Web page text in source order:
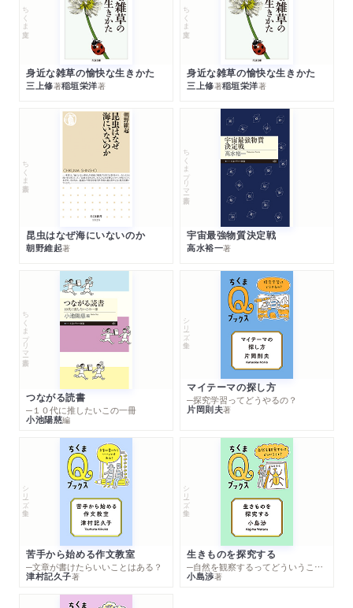
ちくま文庫
身近な雑草の愉快な生きかた
三上修著稲垣栄洋著
ちくま文庫
身近な雑草の愉快な生きかた
三上修著稲垣栄洋著
ちくま新書
昆虫はなぜ海にいないのか
朝野維起著
ちくまプリマー新書
宇宙最強物質決定戦
高水裕一著
ちくまプリマー新書
つながる読書
─１０代に推したいこの一冊
小池陽慈編
シリーズ・全集
マイテーマの探し方
─探究学習ってどうやるの？
片岡則夫著
シリーズ・全集
苦手から始める作文教室
─文章が書けたらいいことはある？
津村記久子著
シリーズ・全集
生きものを探究する
─自然を観察するってどういうこと？
小島渉著